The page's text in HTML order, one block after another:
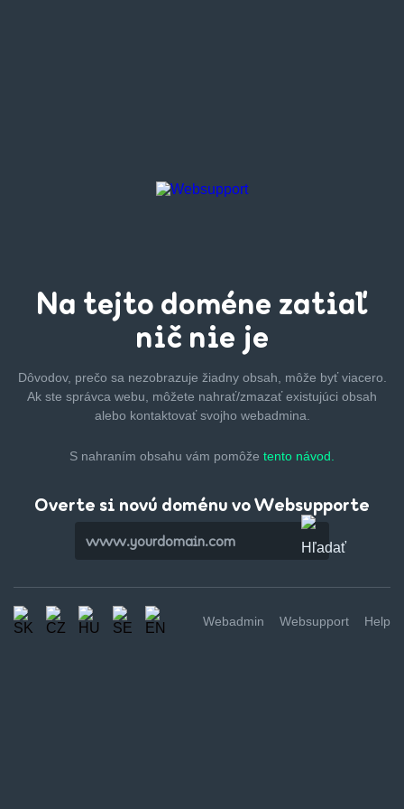
Na tejto doméne zatiaľ
nič nie je
Dôvodov, prečo sa nezobrazuje žiadny obsah, môže byťviacero.
Ak ste správca webu, môžete nahrať/zmazaťexistujúci obsah
alebo kontaktovať svojho webadmina.
S nahraním obsahu vám pomôže tento návod.
Overte si novú doménu vo Websupporte
Webadmin Websupport Help